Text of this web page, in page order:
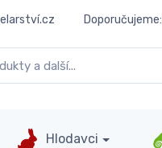
Doporučujeme:
Hlodavci